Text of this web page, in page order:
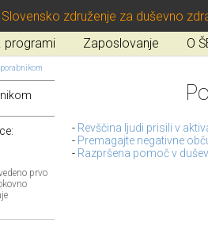
Slovensko združenje za duševno
programi Zaposlovanje O
prvo
- Revščina ljudi prisili v
- Premagajte negativne
- Razpršena pomoč v